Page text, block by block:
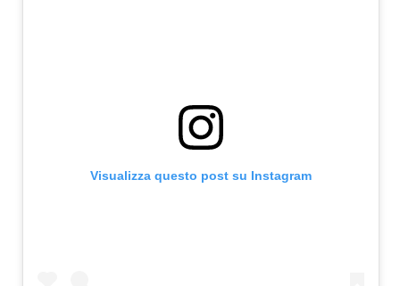
Visualizza questo post su Instagram